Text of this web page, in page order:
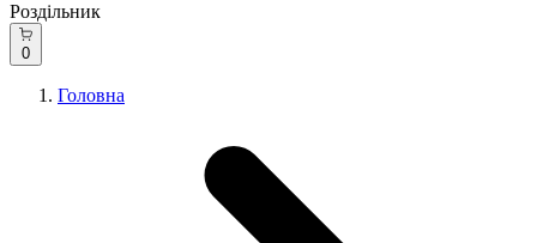
Роздільник
0
Головна